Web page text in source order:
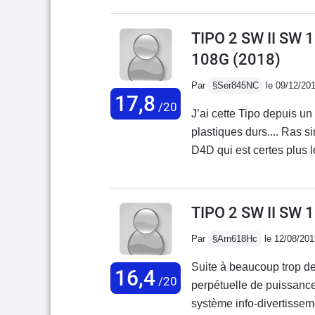
première panne à 8000 km l'agent
employé était en
17,8 /20
TIPO 2 SW II SW
108G (2018)
Par §Ser845NC le 09/12/
J’ai cette Tipo depuis un an et je la trouve vraiment
plastiques durs.... Ras
D4D qui est certes plus
constructeur, tous les
16,4/20
TIPO 2 SW II SW
Par §Arn618Hc le 12/08/
Suite à beaucoup trop
perpétuelle de
système info-